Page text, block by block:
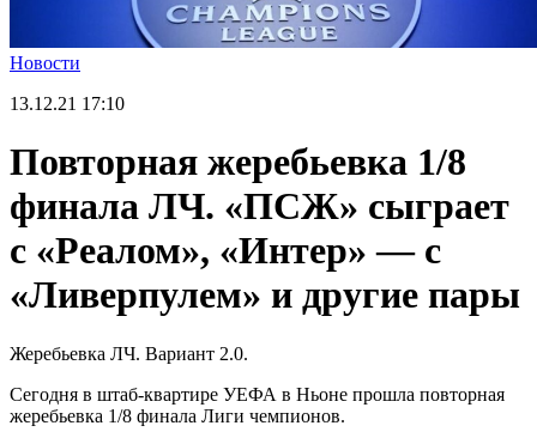
Новости
13.12.21 17:10
Повторная жеребьевка 1/8
финала ЛЧ. «ПСЖ» сыграет
с «Реалом», «Интер» — с
«Ливерпулем» и другие пары
Жеребьевка ЛЧ. Вариант 2.0.
Сегодня в штаб-квартире УЕФА в Ньоне прошла повторная
жеребьевка 1/8 финала Лиги чемпионов.